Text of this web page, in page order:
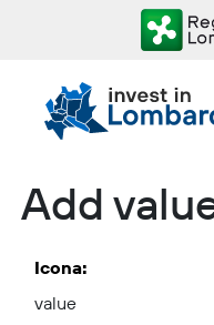
Add
Icona:
value